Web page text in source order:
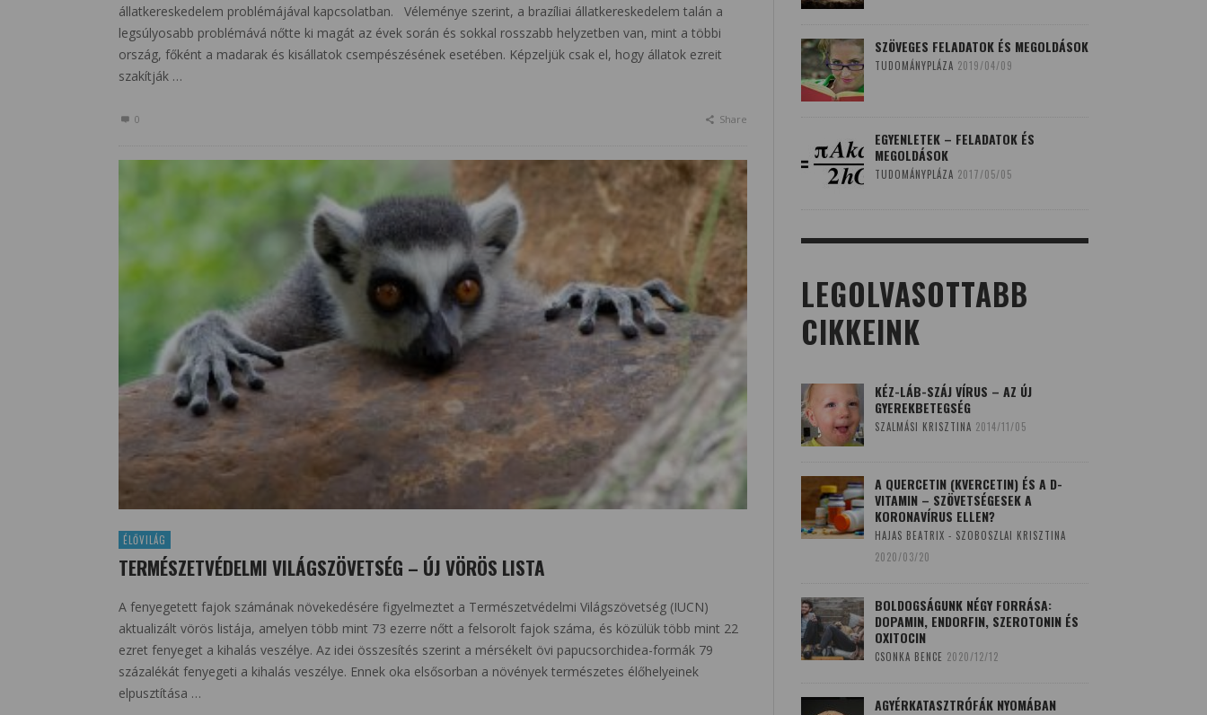
állatkereskedelem problémájával kapcsolatban. Véleménye szerint, a brazíliai állatkereskedelem talán a
legsúlyosabb problémává nőtte ki magát az évek során és sokkal rosszabb helyzetben van, mint a többi
ország, főként a madarak és kisállatok csempészésének esetében. Képzeljük csak el, hogy állatok ezreit
szakítják …
0 Share
ÉLŐVILÁG
TERMÉSZETVÉDELMI VILÁGSZÖVETSÉG – ÚJ VÖRÖS LISTA
A fenyegetett fajok számának növekedésére figyelmeztet a Természetvédelmi Világszövetség (IUCN)
aktualizált vörös listája, amelyen több mint 73 ezerre nőtt a felsorolt fajok száma, és közülük több mint 22
ezret fenyeget a kihalás veszélye. Az idei összesítés szerint a mérsékelt övi papucsorchidea-formák 79
százalékát fenyegeti a kihalás veszélye. Ennek oka elsősorban a növények természetes élőhelyeinek
elpusztítása …
SZÖVEGES FELADATOK ÉS MEGOLDÁSOK
TUDOMÁNYPLÁZA 2019/04/09
EGYENLETEK – FELADATOK ÉS
MEGOLDÁSOK
TUDOMÁNYPLÁZA 2017/05/05
LEGOLVASOTTABB
CIKKEINK
KÉZ-LÁB-SZÁJ VÍRUS – AZ ÚJ
GYEREKBETEGSÉG
SZALMÁSI KRISZTINA 2014/11/05
A QUERCETIN (KVERCETIN) ÉS A D-
VITAMIN – SZÖVETSÉGESEK A
KORONAVÍRUS ELLEN?
HAJAS BEATRIX - SZOBOSZLAI KRISZTINA
2020/03/20
BOLDOGSÁGUNK NÉGY FORRÁSA:
DOPAMIN, ENDORFIN, SZEROTONIN ÉS
OXITOCIN
CSONKA BENCE 2020/12/12
AGYÉRKATASZTRÓFÁK NYOMÁBAN